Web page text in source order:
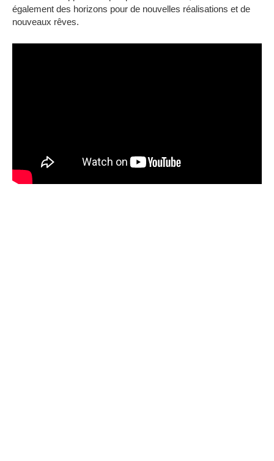
également des horizons pour de nouvelles réalisations et de
nouveaux rêves.